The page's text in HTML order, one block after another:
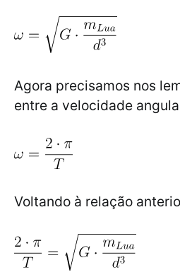
Agora precisamos nos
entre a velocidade
Voltando à relação